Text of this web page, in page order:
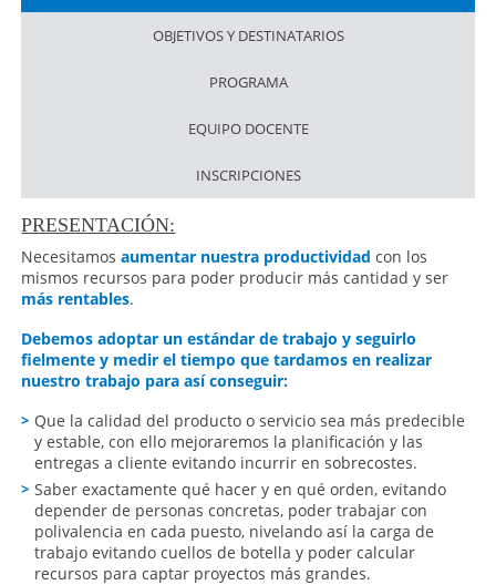
OBJETIVOS Y DESTINATARIOS
PROGRAMA
EQUIPO DOCENTE
INSCRIPCIONES
PRESENTACIÓN:
Necesitamosaumentar nuestra productividad con los
mismos recursos para poder producir más cantidad y ser
más rentables.
Debemos adoptar un estándar de trabajo y seguirlo
fielmente y medir el tiempo que tardamos en realizar
nuestro trabajo para así conseguir:
Que la calidad del producto o servicio sea más predecible
y estable, con ello mejoraremos la planificación y las
entregas a cliente evitando incurrir en sobrecostes.
Saber exactamente qué hacer y en qué orden, evitando
depender de personas concretas, poder trabajar con
polivalencia en cada puesto, nivelando así la carga de
trabajo evitando cuellos de botella y poder calcular
recursos para captar proyectos más grandes.